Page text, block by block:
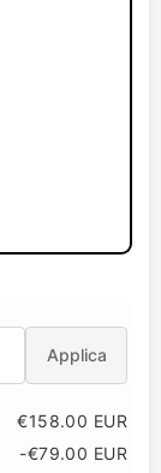
Applica
€158.00 EUR
-€79.00 EUR